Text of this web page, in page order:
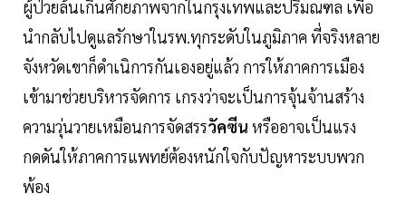
ผู้ป่วยล้นเกินศักยภาพจากในกรุงเทพและปริมณฑล เพื่อ
นำกลับไปดูแลรักษาในรพ.ทุกระดับในภูมิภาค ที่จริงหลาย
จังหวัดเขาก็ดำเนิการกันเองอยู่แล้ว การให้ภาคการเมือง
เข้ามาช่วยบริหารจัดการ เกรงว่าจะเป็นการจุ้นจ้านสร้าง
ความวุ่นวายเหมือนการจัดสรรวัคซีน หรืออาจเป็นแรง
กดดันให้ภาคการแพทย์ต้องหนักใจกับปัญหาระบบพวก
พ้อง